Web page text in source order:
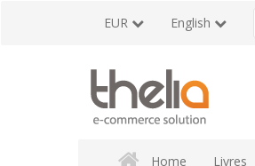
EUR English
Home Livres